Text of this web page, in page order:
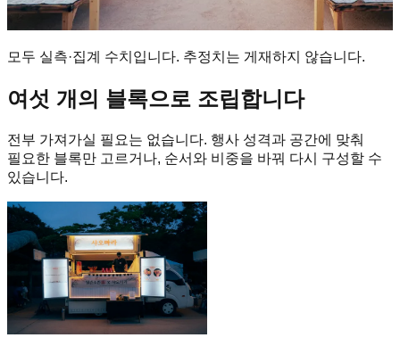
모두 실측·집계 수치입니다. 추정치는 게재하지 않습니다.
여섯 개의 블록으로 조립합니다
전부 가져가실 필요는 없습니다. 행사 성격과 공간에 맞춰
필요한 블록만 고르거나, 순서와 비중을 바꿔 다시 구성할 수
있습니다.